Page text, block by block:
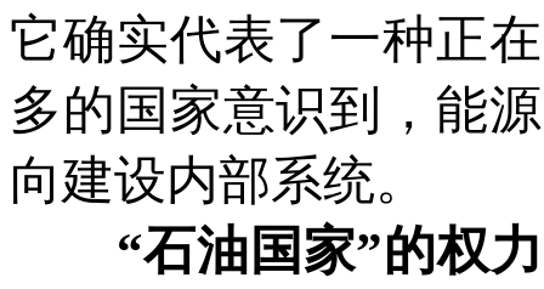
它确实代表了一种正
多的国家意识到，能
向建设内部系统。
“石油国家”的权力